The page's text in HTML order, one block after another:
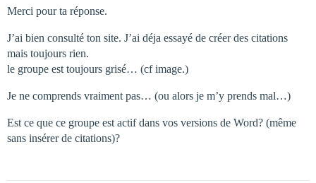
Merci pour ta réponse.
J’ai bien consulté ton site. J’ai déja essayé de créer des citations
mais toujours rien.
le groupe est toujours grisé… (cf image.)
Je ne comprends vraiment pas… (ou alors je m’y prends mal…)
Est ce que ce groupe est actif dans vos versions de Word? (même
sans insérer de citations)?